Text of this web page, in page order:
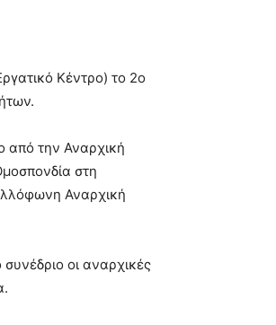
Κέντρο) το 2ο
από την Αναρχική
στη
Αναρχική
οι αναρχικές